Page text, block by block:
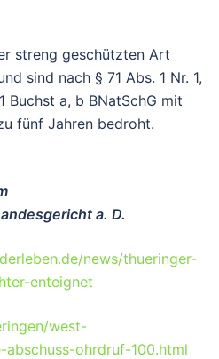
streng geschützten Art
sind nach § 71 Abs. 1 Nr. 1,
Buchst a, b BNatSchG mit
fünf Jahren bedroht.
a. D.
news/thueringer-
enteignet
west-
ohrdruf-100.html